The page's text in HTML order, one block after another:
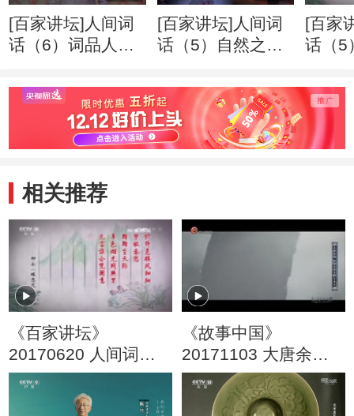
[百家讲坛]人间词
话（6）词品人品
潘安
[百家讲坛]人间词
话（5）自然之眼
子
[百家
话（5
点
相关推荐
《百家讲坛》
20170620 人间词话
（1）三种境界
《故事中国》
20171103 大唐余韵
韩愈大忠大胆士大夫